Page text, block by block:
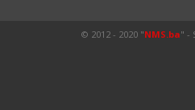
© 2012 - 2020 "NMS.ba" -